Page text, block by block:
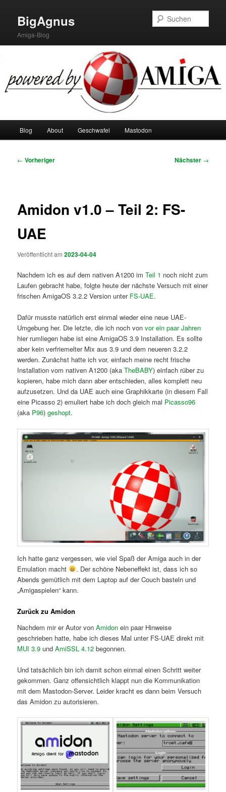
primären
springen
BigAgnus
Amiga-Blog
Blog About Geschwafel Mastodon
Beitragsnavigation
← Vorheriger Nächster →
Amidon v1.0 – Teil 2: FS-
UAE
Veröffentlicht am2023-04-04
Nachdem ich es auf dem nativen A1200 imTeil 1 noch nicht zum
Laufen gebracht habe, folgte heute der nächste Versuch mit einer
frischen AmigaOS 3.2.2 Version unter FS-UAE.
Dafür musste natürlich erst einmal wieder eine neue UAE-
Umgebung her. Die letzte, die ich noch vonvor ein paar Jahren
hier rumliegen habe ist eine AmigaOS 3.9 Installation. Es sollte
aber kein verfriemelter Mix aus 3.9 und dem neueren 3.2.2
werden. Zunächst hatte ich vor, einfach meine recht frische
Installation vom nativen A1200 (akaTheBABY) einfach rüber zu
kopieren, habe mich dann aber entschieden, alles komplett neu
aufzusetzen. Und da UAE auch eine Graphikkarte (in diesem Fall
eine Picasso 2) emuliert habe ich doch gleich mal Picasso96
(aka P96)geshopt.
Ich hatte ganz vergessen, wie viel Spaß der Amiga auch in der
Emulation macht
. Der schöne Nebeneffekt ist, dass ich so
Abends gemütlich mit dem Laptop auf der Couch basteln und
„Amigaspielen“ kann.
Zurück zu Amidon
Nachdem mir er Autor vonAmidon ein paar Hinweise
geschrieben hatte, habe ich dieses Mal unter FS-UAE direkt mit
MUI 3.9 undAmiSSL 4.12 begonnen.
Und tatsächlich bin ich damit schon einmal einen Schritt weiter
gekommen. Ganz offensichtlich klappt nun die Kommunikation
mit dem Mastodon-Server. Leider kracht es dann beim Versuch
das Amidon zu autorisieren.